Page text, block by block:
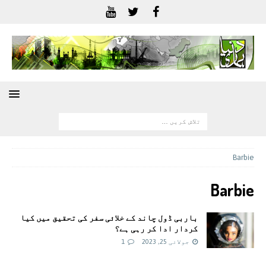
Barbie
Barbie
باربی ڈول چاند کے خلائی سفر کی تحقیق میں کیا
کردار ادا کر رہی ہے؟
جولائی 25, 2023 1